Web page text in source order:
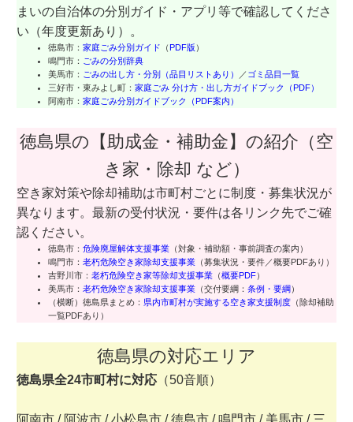
まいの自治体の分別ガイド・アプリ等で確認してくださ
い（年度更新あり）。
徳島市： 家庭ごみ分別ガイド （ PDF版 ）
鳴門市： ごみの分別辞典
美馬市： ごみの出し方・分別（品目リストあり） ／ ゴミ品目一覧
三好市・東みよし町： 家庭ごみ 分け方・出し方ガイドブック（PDF）
阿南市： 家庭ごみ分別ガイドブック（PDF案内）
徳島県の【助成金・補助金】の紹介（空
き家・除却 など）
空き家対策や除却補助は市町村ごとに制度・募集状況が
異なります。最新の受付状況・要件は各リンク先でご確
認ください。
徳島市： 危険廃屋解体支援事業 （対象・補助額・事前調査の案内）
鳴門市： 老朽危険空き家除却支援事業 （募集状況・要件／概要PDFあり）
吉野川市： 老朽危険空き家等除却支援事業 （概要PDF）
美馬市： 老朽危険空き家除却支援事業 （交付要綱： 条例・要綱 ）
（横断）徳島県まとめ： 県内市町村が実施する空き家支援制度 （除却補助
一覧PDFあり）
徳島県の対応エリア
徳島県全24市町村に対応 （50音順）